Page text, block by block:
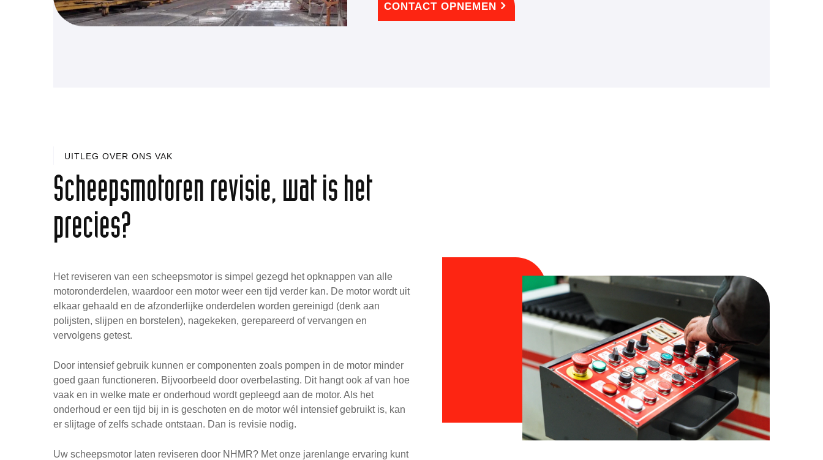
CONTACT OPNEMEN
UITLEG OVER ONS VAK
Scheepsmotoren revisie, wat is het
precies?
Het reviseren van een scheepsmotor is simpel gezegd het opknappen van alle
motoronderdelen, waardoor een motor weer een tijd verder kan. De motor wordt uit
elkaar gehaald en de afzonderlijke onderdelen worden gereinigd (denk aan
polijsten, slijpen en borstelen), nagekeken, gerepareerd of vervangen en
vervolgens getest.
Door intensief gebruik kunnen er componenten zoals pompen in de motor minder
goed gaan functioneren. Bijvoorbeeld door overbelasting. Dit hangt ook af van hoe
vaak en in welke mate er onderhoud wordt gepleegd aan de motor. Als het
onderhoud er een tijd bij in is geschoten en de motor wél intensief gebruikt is, kan
er slijtage of zelfs schade ontstaan. Dan is revisie nodig.
Uw scheepsmotor laten reviseren door NHMR? Met onze jarenlange ervaring kunt